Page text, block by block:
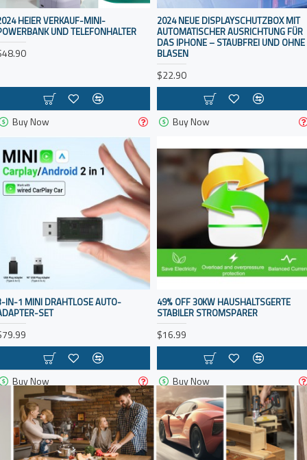
HEIER VERKAUF-MINI-
UND TELEFONHALTER
Buy Now
2024 NEUE DISPLAYSCHUTZBOX MIT
AUTOMATISCHER AUSRICHTUNG FÜR
DAS IPHONE – STAUBFREI UND OHNE
BLASEN
$22.90
Buy Now
IN-1 MINI DRAHTLOSE AUTO-
SET
Buy Now
49% OFF 30KW HAUSHALTSGERTE
STABILER STROMSPARER
$16.99
Buy Now